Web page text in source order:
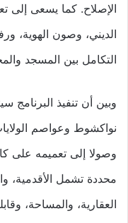
الإصلاح. كما يسعى إلى
الديني، وصون الهوية،
التكامل بين المسجد
وبين أن تنفيذ البرنامج
نواكشوط وعواصم
وصولا إلى تعميمه على
محددة تشمل الأقدمية،
العقارية، والمساحة،